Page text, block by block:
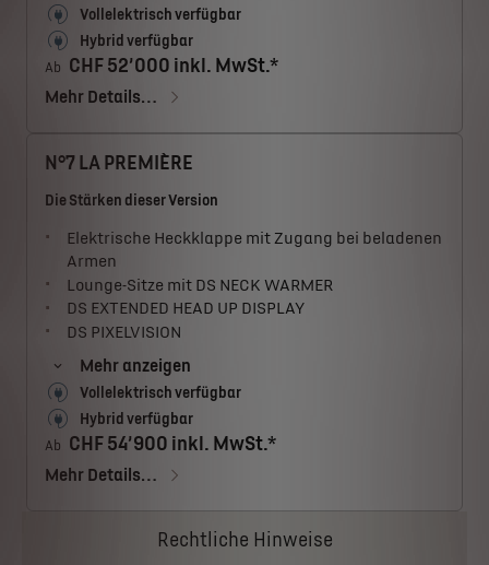
Vollelektrisch verfügbar
Hybrid verfügbar
Ab CHF 52’000 inkl. MwSt.*
Mehr Details…
N°7 LA PREMIÈRE
Die Stärken dieser Version
Elektrische Heckklappe mit Zugang bei beladenen
Armen
Lounge-Sitze mit DS NECK WARMER
DS EXTENDED HEAD UP DISPLAY
DS PIXELVISION
Mehr anzeigen
Vollelektrisch verfügbar
Hybrid verfügbar
Ab CHF 54’900 inkl. MwSt.*
Mehr Details…
Rechtliche Hinweise